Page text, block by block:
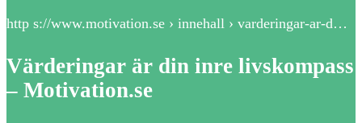
http s://www.motivation.se › innehall › varderingar-ar-d…
Värderingar är din inre livskompass
– Motivation.se